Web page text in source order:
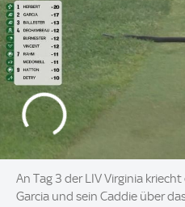
An Tag 3 der LIV Virginia
Garcia und sein Caddie über